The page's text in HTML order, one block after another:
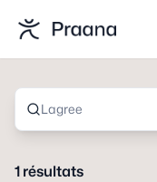
Lagree
1résultats